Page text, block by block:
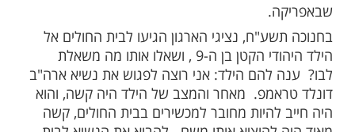
יהודי, גבאי צדקה בשם הרב פרידמן. ליהודי
הזה היה בן חולה בן 9 , שהמצב שלו היה סופני . יש
גויים בארה"ב שנקרא 'למלא משאלה '.
הארגון הוא למלא את משאלת לבם של כל